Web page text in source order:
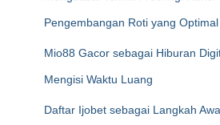
Pengembangan Roti yang Optimal
Mio88 Gacor sebagai Hiburan
Mengisi Waktu Luang
Daftar Ijobet sebagai Langkah